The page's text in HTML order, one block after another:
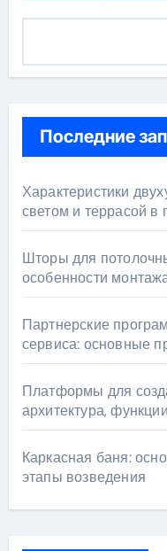
Последние
Характеристики
светом и террасой в
Шторы для
особенности
Партнерские
сервиса: основные
Платформы для
архитектура,
Каркасная баня:
этапы возведения